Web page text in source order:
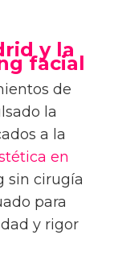
y la
facial
de
la
a la
en
sin cirugía
para
y rigor